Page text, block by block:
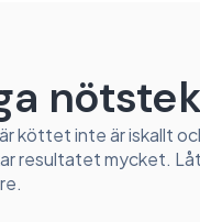
köttet inte är iskallt
resultatet mycket.